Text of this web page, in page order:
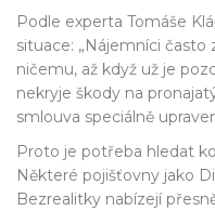
Podle experta Tomáše
situace: „Nájemníci často
ničemu, až když už je
nekryje škody na
smlouva speciálně
Proto je potřeba hledat
Některé pojišťovny jako
Bezrealitky nabízejí